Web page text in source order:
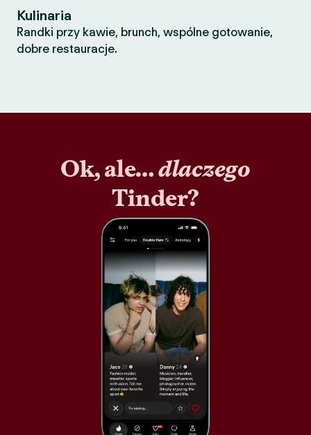
Kulinaria
Randki przy kawie, brunch, wspólne gotowanie,
dobre restauracje.
Ok, ale…dlaczego
Tinder?